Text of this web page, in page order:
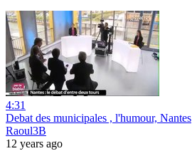
4:31
Debat des municipales , l'humour, Nantes
Raoul3B
12 years ago